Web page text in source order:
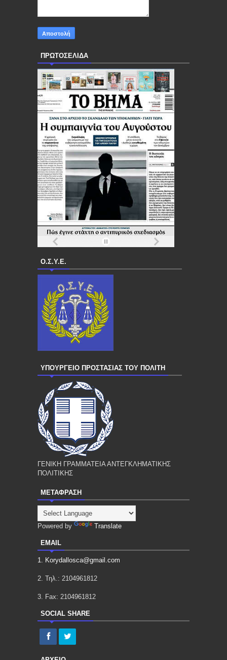
ΠΡΩΤΟΣΕΛΙΔΑ
Ο.Σ.Υ.Ε.
ΥΠΟΥΡΓΕΙΟ ΠΡΟΣΤΑΣΙΑΣ ΤΟΥ ΠΟΛΙΤΗ
ΓΕΝΙΚΗ ΓΡΑΜΜΑΤΕΙΑ ΑΝΤΕΓΚΛΗΜΑΤΙΚΗΣ
ΠΟΛΙΤΙΚΗΣ
ΜΕΤΑΦΡΑΣΗ
Powered by Translate
EMAIL
1. Korydallosca@gmail.com
2. Τηλ.: 2104961812
3. Fax: 2104961812
SOCIAL SHARE